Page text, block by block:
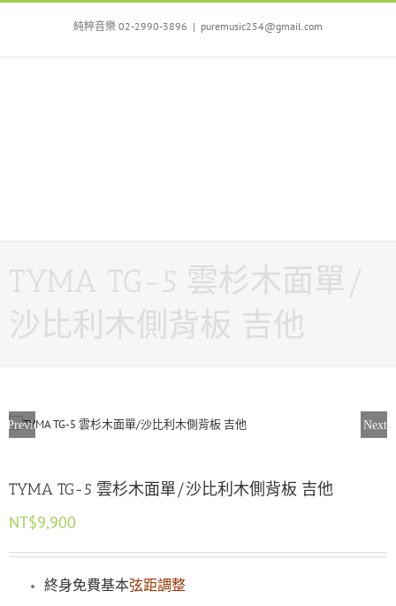
Skip
純粹音樂 02-2990-3896 | puremusic254@gmail.com
TYMA TG-5 雲杉木面單/
沙比利木側背板 吉他
Previous Next
TYMA TG-5 雲杉木面單/沙比利木側背板 吉他
NT$9,900
終身免費基本弦距調整